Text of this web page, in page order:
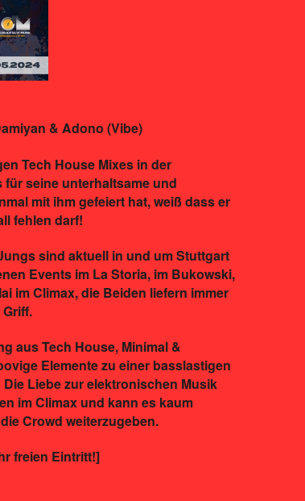
& Adono (Vibe)
Tech House Mixes in der
seine unterhaltsame und
mit ihm gefeiert hat, weiß dass er
fehlen darf!
sind aktuell in und um Stuttgart
Events im La Storia, im Bukowski,
im Climax, die Beiden liefern immer
aus Tech House, Minimal &
Elemente zu einer basslastigen
Liebe zur elektronischen Musik
im Climax und kann es kaum
Crowd weiterzugeben.
freien Eintritt!]